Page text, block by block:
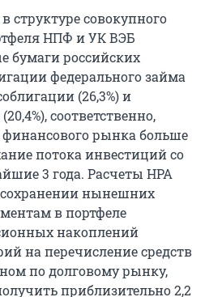
структуре совокупного
НПФ и УК ВЭБ
бумаги российских
федерального займа
(26,3%) и
соответственно,
рынка больше
потока инвестиций со
3 года. Расчеты НРА
нынешних
в портфеле
накоплений
на перечисление средств
по долговому рынку,
приблизительно 2,2